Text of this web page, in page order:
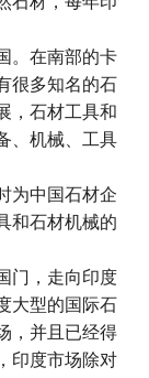
在南部的卡
很多知名的石
，石材工具和
、机械、工具
中国石材企
和石材机械的
，走向印度
大型的国际石
，并且已经得
印度市场除对